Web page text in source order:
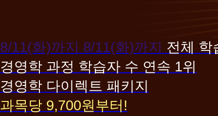
8/11(화)까지 8/11(화)까지 전체 학
경영학 과정 학습자 수 연속 1위
경영학 다이렉트 패키지
과목당 9,700원부터!